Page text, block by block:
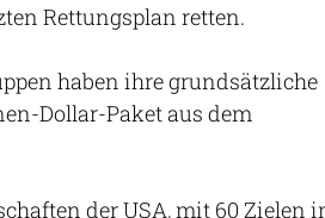
Rettungsplan retten.
haben ihre grundsätzliche
Dollar-Paket aus dem
der USA, mit 60 Zielen